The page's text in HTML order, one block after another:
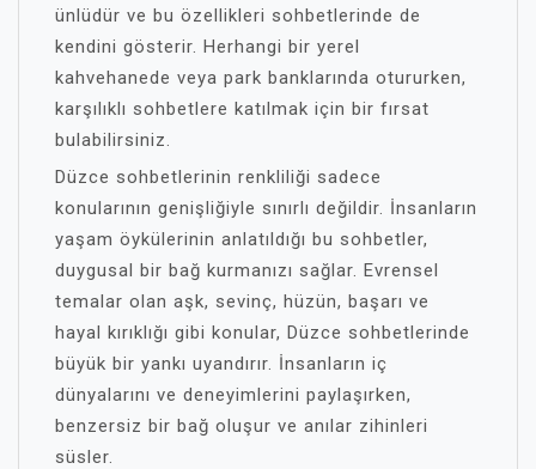
ünlüdür ve bu özellikleri sohbetlerinde de
kendini gösterir. Herhangi bir yerel
kahvehanede veya park banklarında otururken,
karşılıklı sohbetlere katılmak için bir fırsat
bulabilirsiniz.
Düzce sohbetlerinin renkliliği sadece
konularının genişliğiyle sınırlı değildir. İnsanların
yaşam öykülerinin anlatıldığı bu sohbetler,
duygusal bir bağ kurmanızı sağlar. Evrensel
temalar olan aşk, sevinç, hüzün, başarı ve
hayal kırıklığı gibi konular, Düzce sohbetlerinde
büyük bir yankı uyandırır. İnsanların iç
dünyalarını ve deneyimlerini paylaşırken,
benzersiz bir bağ oluşur ve anılar zihinleri
süsler.